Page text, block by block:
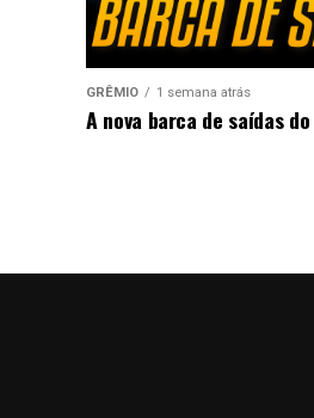
GRÊMIO 1 semana atrás
A nova barca de saídas